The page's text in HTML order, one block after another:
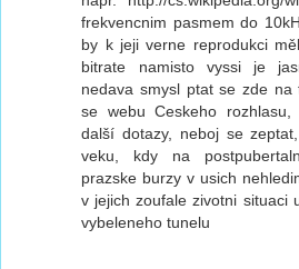
frekvencnim pasmem do
by k jeji verne reprodukci
bitrate namisto vyssi je
nedava smysl ptat se zde na
se webu Ceskeho
další dotazy, neboj se
veku, kdy na
prazske burzy v usich
v jejich zoufale zivotni situaci
vybeleneho tunelu